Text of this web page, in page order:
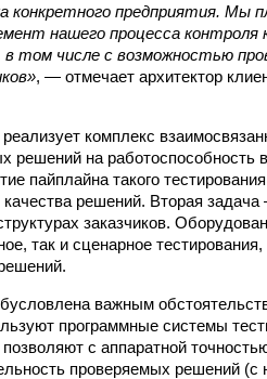
предприятия. Мы
нашего процесса контроля
том числе с возможностью
, — отмечает архитектор
комплекс
решений на работоспособность
пайплайна такого
решений. Вторая задача
заказчиков.
так и сценарное
важным
программные системы
с аппаратной
проверяемых решений (с